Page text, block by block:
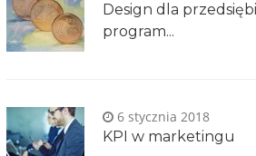
Design dla
program...
KPI w marketingu
6 stycznia 2018